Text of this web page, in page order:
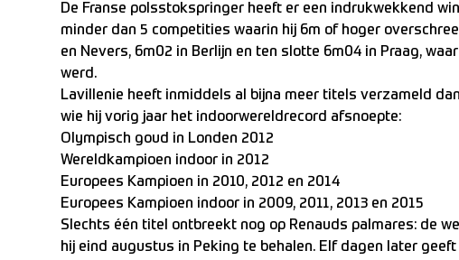
De Franse polsstokspringer heeft er een indrukwekkend
minder dan 5 competities waarin hij 6m of hoger
en Nevers, 6m02 in Berlijn en ten slotte 6m04 in Praag,
werd.
Lavillenie heeft inmiddels al bijna meer titels verzameld
wie hij vorig jaar het indoorwereldrecord afsnoepte:
Olympisch goud in Londen 2012
Wereldkampioen indoor in 2012
Europees Kampioen in 2010, 2012 en 2014
Europees Kampioen indoor in 2009, 2011, 2013 en 2015
Slechts één titel ontbreekt nog op Renauds palmares: de
hij eind augustus in Peking te behalen. Elf dagen later